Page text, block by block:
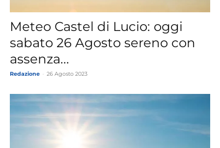
Meteo Castel di Lucio: oggi
sabato 26 Agosto sereno con
assenza...
Redazione 26 Agosto 2023